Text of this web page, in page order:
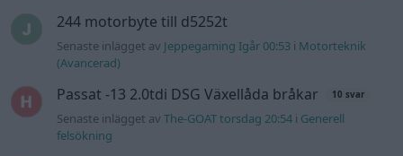
244 motorbyte till d5252t
Senaste inlägget av Jeppegaming Igår 00:53 i Motorteknik
(Avancerad)
Passat -13 2.0tdi DSG Växellåda bråkar 10 svar
Senaste inlägget avThe-GOAT torsdag 20:54 i Generell
felsökning